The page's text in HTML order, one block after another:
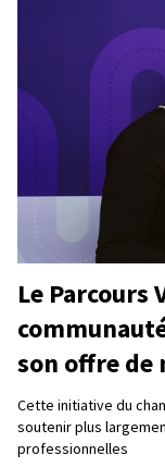
Le Parcours
son offre de
Cette initiative du
soutenir plus
professionnelles